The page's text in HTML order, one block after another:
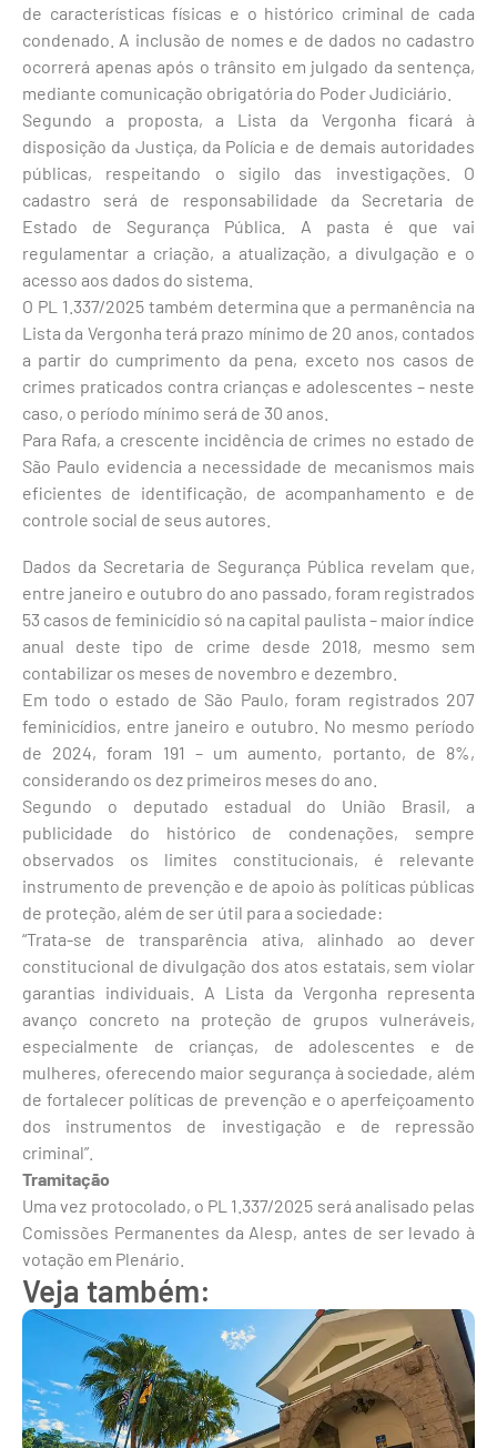
de características físicas e o histórico criminal de cada
condenado. A inclusão de nomes e de dados no cadastro
ocorrerá apenas após o trânsito em julgado da sentença,
mediante comunicação obrigatória do Poder Judiciário.
Segundo a proposta, a Lista da Vergonha ficará à
disposição da Justiça, da Polícia e de demais autoridades
públicas, respeitando o sigilo das investigações. O
cadastro será de responsabilidade da Secretaria de
Estado de Segurança Pública. A pasta é que vai
regulamentar a criação, a atualização, a divulgação e o
acesso aos dados do sistema.
O PL 1.337/2025 também determina que a permanência na
Lista da Vergonha terá prazo mínimo de 20 anos, contados
a partir do cumprimento da pena, exceto nos casos de
crimes praticados contra crianças e adolescentes – neste
caso, o período mínimo será de 30 anos.
Para Rafa, a crescente incidência de crimes no estado de
São Paulo evidencia a necessidade de mecanismos mais
eficientes de identificação, de acompanhamento e de
controle social de seus autores.
Dados da Secretaria de Segurança Pública revelam que,
entre janeiro e outubro do ano passado, foram registrados
53 casos de feminicídio só na capital paulista – maior índice
anual deste tipo de crime desde 2018, mesmo sem
contabilizar os meses de novembro e dezembro.
Em todo o estado de São Paulo, foram registrados 207
feminicídios, entre janeiro e outubro. No mesmo período
de 2024, foram 191 – um aumento, portanto, de 8%,
considerando os dez primeiros meses do ano.
Segundo o deputado estadual do União Brasil, a
publicidade do histórico de condenações, sempre
observados os limites constitucionais, é relevante
instrumento de prevenção e de apoio às políticas públicas
de proteção, além de ser útil para a sociedade:
“Trata-se de transparência ativa, alinhado ao dever
constitucional de divulgação dos atos estatais, sem violar
garantias individuais. A Lista da Vergonha representa
avanço concreto na proteção de grupos vulneráveis,
especialmente de crianças, de adolescentes e de
mulheres, oferecendo maior segurança à sociedade, além
de fortalecer políticas de prevenção e o aperfeiçoamento
dos instrumentos de investigação e de repressão
criminal”.
Tramitação
Uma vez protocolado, o PL 1.337/2025 será analisado pelas
Comissões Permanentes da Alesp, antes de ser levado à
votação em Plenário.
Veja também: